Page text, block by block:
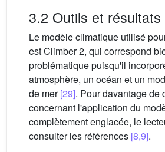
3.2 Outils et résultats
Le modèle climatique utilisé
est Climber 2, qui correspond
problématique puisqu'il
atmosphère, un océan et un
de mer[29]. Pour davantage de
concernant l'application du
complètement englacée, le
consulter les références [8,9].